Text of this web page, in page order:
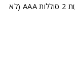
ספל עם ראש הקצפה חשמלי זה מופעל באמצעות 2 סוללות AAA (לא